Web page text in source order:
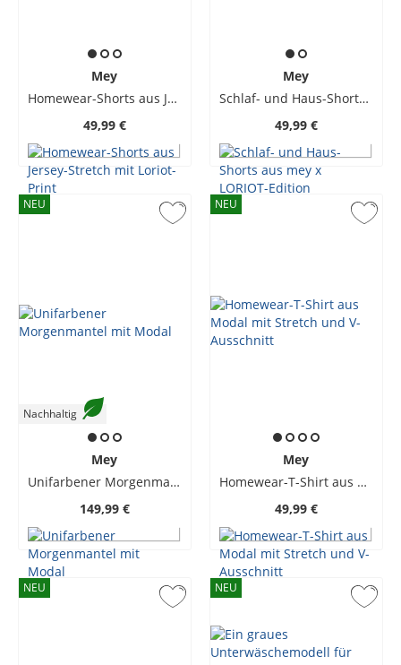
Mey
Homewear-Shorts aus Jersey-Stretch mit Loriot-Print
49,99 €
Mey
Schlaf- und Haus-Shorts aus mey x LORIOT-Edition
49,99 €
NEU
Nachhaltig
Mey
Unifarbener Morgenmantel mit Modal
149,99 €
NEU
Mey
Homewear-T-Shirt aus Modal mit Stretch und V-Ausschnitt
49,99 €
NEU NEU